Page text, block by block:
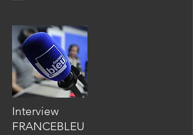
Interview
FRANCEBLEU